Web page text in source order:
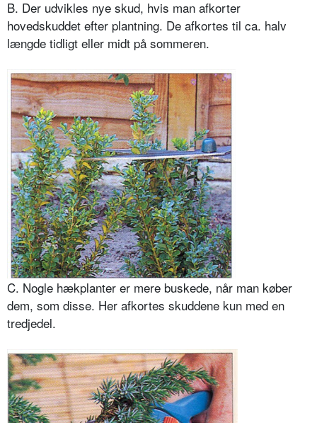
B. Der udvikles nye skud, hvis man afkorter
hovedskuddet efter plantning. De afkortes til ca. halv
længde tidligt eller midt på sommeren.
C. Nogle hækplanter er mere buskede, når man køber
dem, som disse. Her afkortes skuddene kun med en
tredjedel.